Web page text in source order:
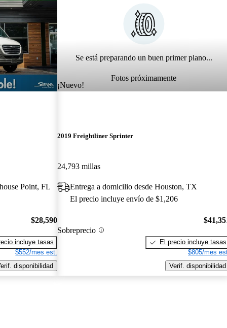
Point, FL
$28,590
incluye tasas
$552/mes est.
disponibilidad
Se está preparando un buen primer plano...
Fotos próximamente
¡Nuevo!
2019 Freightliner Sprinter
24,793 millas
Entrega a domicilio desde Houston, TX
El precio incluye envío de $1,206
Sobreprecio
El precio incluye tasas
$805/mes
Verif. disponibilidad